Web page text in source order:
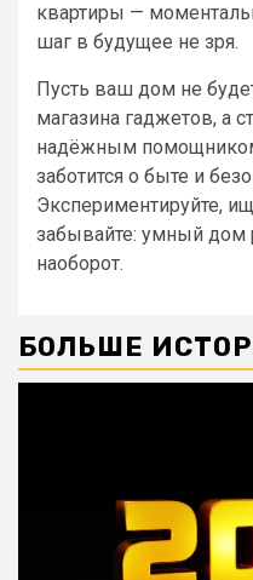
квартиры —
шаг в будущее не зря.
Пусть ваш дом не
магазина гаджетов, а
надёжным
заботится о быте и
Экспериментируйте,
забывайте: умный дом
наоборот.
БОЛЬШЕ